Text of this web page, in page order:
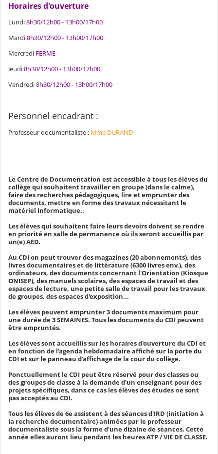
Horaires d'ouverture
Lundi8h30/12h00 - 13h00/17h00
Mardi8h30/12h00 - 13h00/17h00
Mercredi FERME
Jeudi8h30/12h00 - 13h00/17h00
Vendredi 8h30/12h00 - 13h00/17h00
Personnel encadrant :
Professeur documentaliste : Mme DURAND
Le Centre de Documentation est accessible à tous les élèves du
collège qui souhaitent travailler en groupe (dans le calme),
faire des recherches pédagogiques, lire et emprunter des
documents, mettre en forme des travaux nécessitant le
matériel informatique..
Les élèves qui souhaitent faire leurs devoirs doivent se rendre
en priorité en salle de permanence où ils seront accueillis par
un(e) AED.
Au CDI on peut trouver des magazines (20 abonnements), des
livres documentaires et de littérature (6300 livres env.), des
ordinateurs, des documents concernant l'Orientation (Kiosque
ONISEP), des manuels scolaires, des espaces de travail et des
espaces de lecture, une petite salle de travail pour les travaux
de groupes, des espaces d'exposition...
Les élèves peuvent emprunter 3 documents maximum pour
une durée de 3 SEMAINES. Tous les documents du CDI peuvent
être empruntés.
Les élèves sont accueillis sur les horaires d'ouverture du CDI et
en fonction de l'agenda hebdomadaire affiché sur la porte du
CDI et sur le panneau d'affichage de la cour du collège.
Ponctuellement le CDI peut être réservé pour des classes ou
des groupes de classe à la demande d'un enseignant pour des
projets spécifiques, dans ce cas les élèves des études ne sont
pas acceptés au CDI.
Tous les élèves de 6e assistent à des séances d'IRD (initiation à
la recherche documentaire) animées par le professeur
documentaliste sous la forme d'une dizaine de séances. Cette
année elles auront lieu pendant les heures ATP / VIE DE CLASSE.